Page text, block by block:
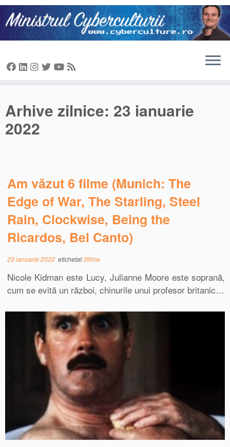
Sari
la
conținut
Arhive zilnice: 23 ianuarie
2022
Am văzut 6 filme (Munich: The
Edge of War, The Starling, Steel
Rain, Clockwise, Being the
Ricardos, Bel Canto)
23 ianuarie 2022 etichetat3filme
Nicole Kidman este Lucy, Julianne Moore este soprană,
cum se evită un război, chinurile unui profesor britanic…